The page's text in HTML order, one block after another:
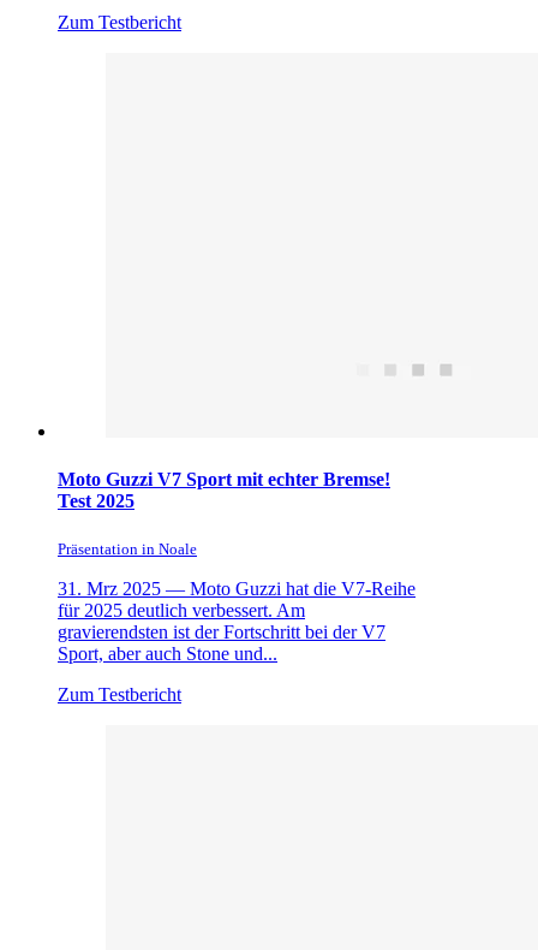
Zum Testbericht
Moto Guzzi V7 Sport mit echter Bremse!
Test 2025
Präsentation in Noale
31. Mrz 2025 — Moto Guzzi hat die V7-Reihe
für 2025 deutlich verbessert. Am
gravierendsten ist der Fortschritt bei der V7
Sport, aber auch Stone und...
Zum Testbericht